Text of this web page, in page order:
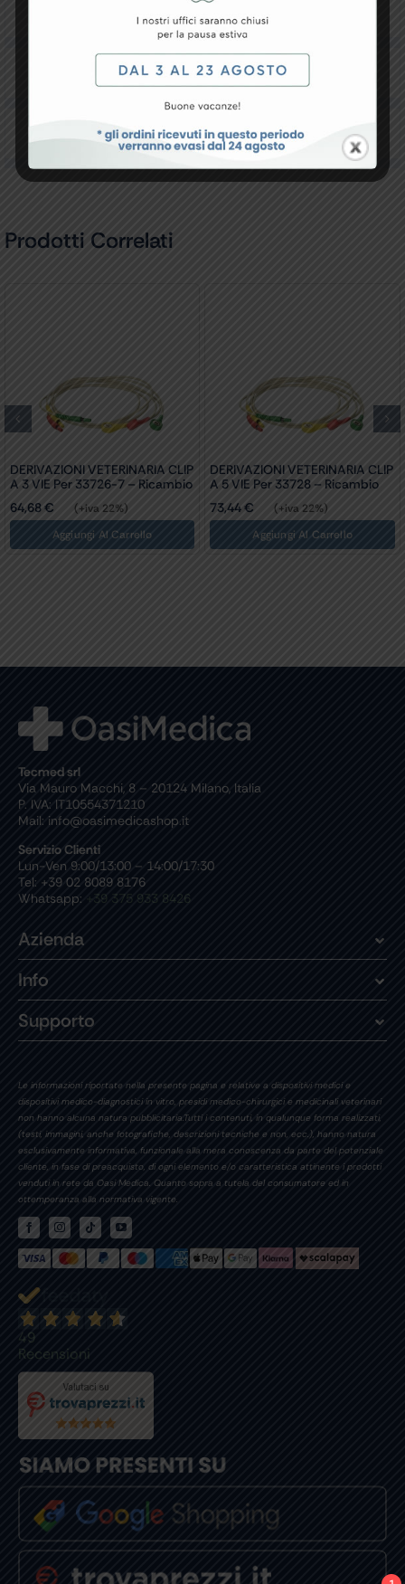
Downloads
Recensioni
Prodotti Correlati
VETERINARIA CLIP
33728 – Ricambio
(+iva 22%)
Aggiungi Al Carrello
DERIVAZIONI VETERINARIA CLIP
A 3 VIE Per 33713
67,20€ (+iva 22%)
CAVO
Tecmed srl
Via Mauro Macchi, 8 – 20124 Milano, Italia
P. IVA: IT10554371210
Mail: info@oasimedicashop.it
Servizio Clienti
Lun-Ven 9:00/13:00 – 14:00/17:30
Tel: +39 02 8089 8176
Whatsapp: +39 375 933 8426
Azienda
Info
Supporto
Le informazioni riportate nella presente pagina e relative a dispositivi medici e
dispositivi medico-diagnostici in vitro, presidi medico-chirurgici e medicinali veterinari
non hanno alcuna natura pubblicitaria.Tutti i contenuti, in qualunque forma realizzati,
(testi, immagini, anche fotografiche, descrizioni tecniche e non, ecc.), hanno natura
esclusivamente informativa, funzionale alla mera conoscenza da parte del potenziale
cliente, in fase di preacquisto, di ogni elemento e/o caratteristica attinente i prodotti
venduti in rete da Oasi Medica. Quanto sopra a tutela del consumatore ed in
ottemperanza alla normativa vigente.
49
Recensioni